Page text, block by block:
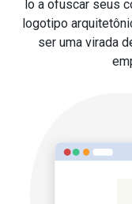
lo a ofuscar seus
logotipo
ser uma virada